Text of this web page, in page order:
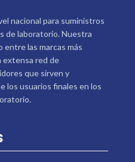
nacional para suministros
de laboratorio. Nuestra
entre las marcas más
extensa red de
que sirven y
los usuarios finales en los